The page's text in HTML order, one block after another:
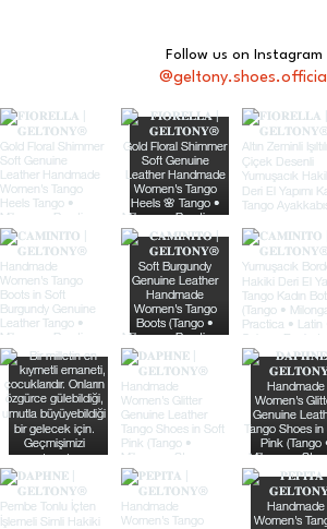
Follow us on Instagram
@geltony.shoes.official